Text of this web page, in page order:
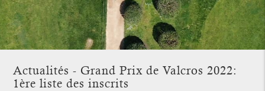
Actualités - Grand Prix de Valcros 2022:
1ère liste des inscrits